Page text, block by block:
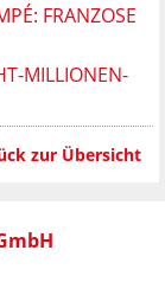
FRANZOSE K
MILLIONEN-
zur Übersicht